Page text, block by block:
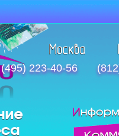
(495) 223-40-56